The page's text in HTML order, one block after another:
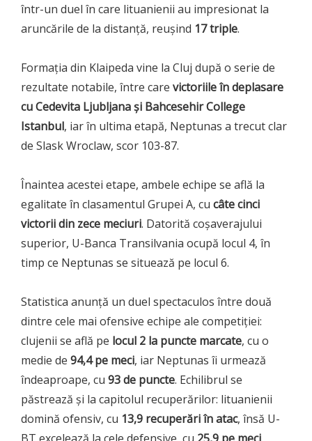
într-un duel în care lituanienii au impresionat la
aruncările de la distanță, reușind 17 triple.
Formația din Klaipeda vine la Cluj după o serie de
rezultate notabile, între care victoriile în deplasare
cu Cedevita Ljubljana și Bahcesehir College
Istanbul, iar în ultima etapă, Neptunas a trecut clar
de Slask Wroclaw, scor 103-87.
Înaintea acestei etape, ambele echipe se află la
egalitate în clasamentul Grupei A, cu câte cinci
victorii din zece meciuri. Datorită coșaverajului
superior, U-Banca Transilvania ocupă locul 4, în
timp ce Neptunas se situează pe locul 6.
Statistica anunță un duel spectaculos între două
dintre cele mai ofensive echipe ale competiției:
clujenii se află pe locul 2 la puncte marcate, cu o
medie de 94,4 pe meci, iar Neptunas îi urmează
îndeaproape, cu 93 de puncte. Echilibrul se
păstrează și la capitolul recuperărilor: lituanienii
domină ofensiv, cu 13,9 recuperări în atac, însă U-